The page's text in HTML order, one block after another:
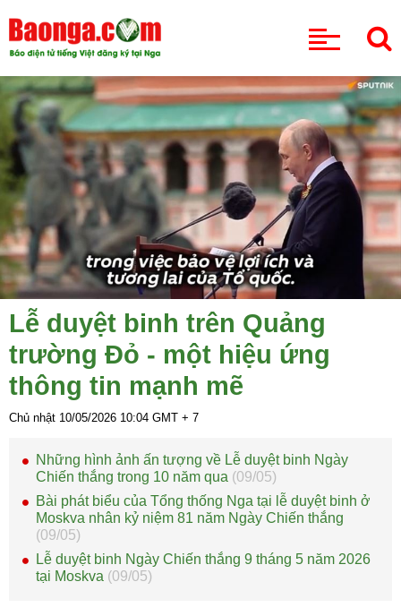
Lễ duyệt binh trên Quảng
trường Đỏ - một hiệu ứng
thông tin mạnh mẽ
Chủ nhật 10/05/2026 10:04 GMT + 7
Những hình ảnh ấn tượng về Lễ duyệt binh Ngày
Chiến thắng trong 10 năm qua (09/05)
Bài phát biểu của Tổng thống Nga tại lễ duyệt binh ở
Moskva nhân kỷ niệm 81 năm Ngày Chiến thắng
(09/05)
Lễ duyệt binh Ngày Chiến thắng 9 tháng 5 năm 2026
tại Moskva (09/05)